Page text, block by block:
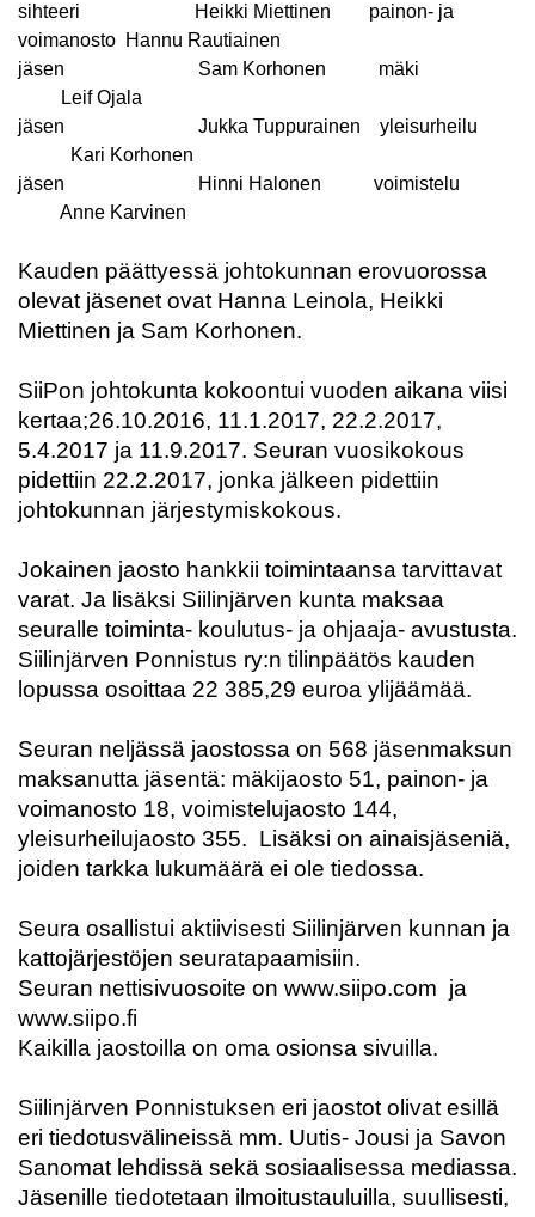
sihteeri
Heikki Miettinen
painon- ja
voimanosto Hannu Rautiainen
jäsen
Sam Korhonen
mäki
Leif Ojala
jäsen
Jukka Tuppurainen
yleisurheilu
Kari Korhonen
jäsen
Hinni Halonen
voimistelu
Anne Karvinen
Kauden päättyessä johtokunnan erovuorossa
olevat jäsenet ovat Hanna Leinola, Heikki
Miettinen ja Sam Korhonen.
SiiPon johtokunta kokoontui vuoden aikana viisi
kertaa;26.10.2016, 11.1.2017, 22.2.2017,
5.4.2017 ja 11.9.2017. Seuran vuosikokous
pidettiin 22.2.2017, jonka jälkeen pidettiin
johtokunnan järjestymiskokous.
Jokainen jaosto hankkii toimintaansa tarvittavat
varat. Ja lisäksi Siilinjärven kunta maksaa
seuralle toiminta- koulutus- ja ohjaaja- avustusta.
Siilinjärven Ponnistus ry:n tilinpäätös kauden
lopussa osoittaa 22 385,29 euroa ylijäämää.
Seuran neljässä jaostossa on 568 jäsenmaksun
maksanutta jäsentä: mäkijaosto 51, painon- ja
voimanosto 18, voimistelujaosto 144,
yleisurheilujaosto 355. Lisäksi on ainaisjäseniä,
joiden tarkka lukumäärä ei ole tiedossa.
Seura osallistui aktiivisesti Siilinjärven kunnan ja
kattojärjestöjen seuratapaamisiin.
Seuran nettisivuosoite on www.siipo.com ja
www.siipo.fi
Kaikilla jaostoilla on oma osionsa sivuilla.
Siilinjärven Ponnistuksen eri jaostot olivat esillä
eri tiedotusvälineissä mm. Uutis- Jousi ja Savon
Sanomat lehdissä sekä sosiaalisessa mediassa.
Jäsenille tiedotetaan ilmoitustauluilla, suullisesti,